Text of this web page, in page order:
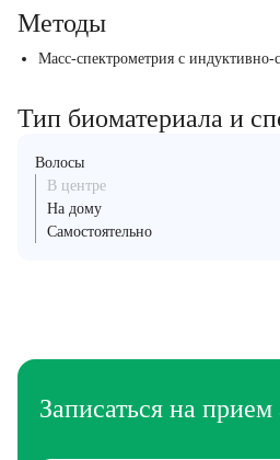
Методы
Масс-спектрометрия с индуктивно-
Тип биоматериала и
Волосы
В центре
На дому
Самостоятельно
Записаться на прием